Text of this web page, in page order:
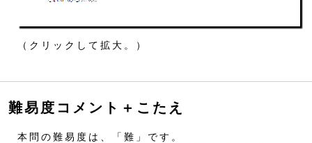
（クリックして拡大。）
難易度コメント＋こたえ
本問の難易度は、「難」です。